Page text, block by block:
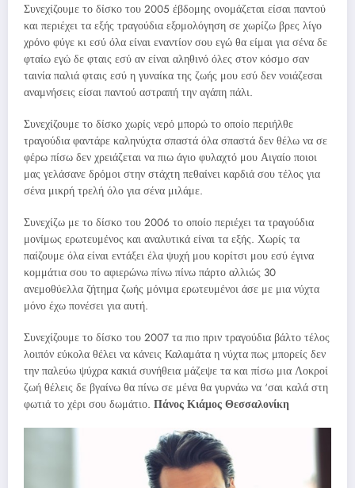
Συνεχίζουμε το δίσκο του 2005 έβδομης ονομάζεται είσαι παντού
και περιέχει τα εξής τραγούδια εξομολόγηση σε χωρίζω βρες λίγο
χρόνο φύγε κι εσύ όλα είναι εναντίον σου εγώ θα είμαι για σένα δε
φταίω εγώ δε φταις εσύ αν είναι αληθινό όλες στον κόσμο σαν
ταινία παλιά φταις εσύ η γυναίκα της ζωής μου εσύ δεν νοιάζεσαι
αναμνήσεις είσαι παντού αστραπή την αγάπη πάλι.
Συνεχίζουμε το δίσκο χωρίς νερό μπορώ το οποίο περιήλθε
τραγούδια φαντάρε καληνύχτα σπαστά όλα σπαστά δεν θέλω να σε
φέρω πίσω δεν χρειάζεται να πιω άγιο φυλαχτό μου Αιγαίο ποιοι
μας γελάσανε δρόμοι στην στάχτη πεθαίνει καρδιά σου τέλος για
σένα μικρή τρελή όλο για σένα μιλάμε.
Συνεχίζω με το δίσκο του 2006 το οποίο περιέχει τα τραγούδια
μονίμως ερωτευμένος και αναλυτικά είναι τα εξής. Χωρίς τα
παίζουμε όλα είναι εντάξει έλα ψυχή μου κορίτσι μου εσύ έγινα
κομμάτια σου το αφιερώνω πίνω πίνω πάρτο αλλιώς 30
ανεμοθύελλα ζήτημα ζωής μόνιμα ερωτευμένοι άσε με μια νύχτα
μόνο έχω πονέσει για αυτή.
Συνεχίζουμε το δίσκο του 2007 τα πιο πριν τραγούδια βάλτο τέλος
λοιπόν εύκολα θέλει να κάνεις Καλαμάτα η νύχτα πως μπορείς δεν
την παλεύω ψύχρα κακιά συνήθεια μάζεψε τα και πίσω μια Λοκροί
ζωή θέλεις δε βγαίνω θα πίνω σε μένα θα γυρνάω να ‘σαι καλά στη
φωτιά το χέρι σου δωμάτιο. Πάνος Κιάμος Θεσσαλονίκη